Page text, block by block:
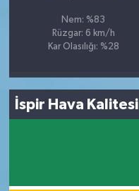
Nem: %83
Rüzgar: 6 km/h
Kar Olasılığı: %28
İspir Hava Kalitesi